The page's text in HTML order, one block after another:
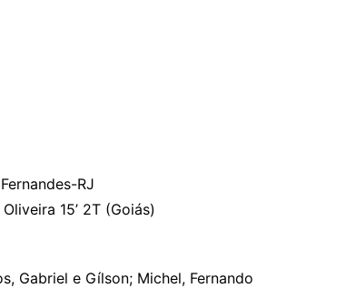
RJ
15’ 2T (Goiás)
Gabriel e Gílson; Michel, Fernando